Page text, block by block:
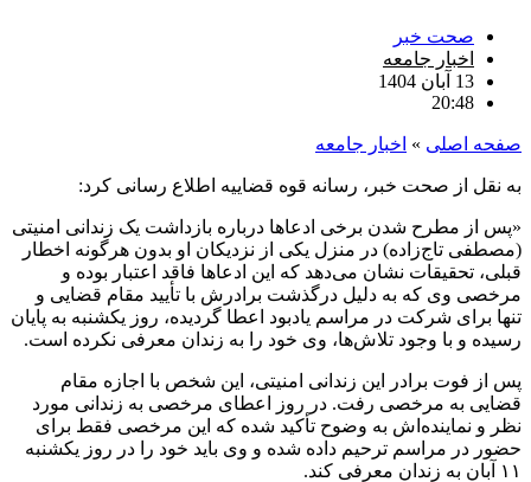
صحت خبر
اخبار جامعه
13 آبان 1404
20:48
صفحه اصلی » اخبار جامعه
به نقل از صحت خبر، رسانه قوه قضاییه اطلاع رسانی کرد:
«پس از مطرح شدن برخی ادعاها درباره بازداشت یک زندانی امنیتی
(مصطفی تاج‌زاده) در منزل یکی از نزدیکان او بدون هرگونه اخطار
قبلی، تحقیقات نشان می‌دهد که این ادعاها فاقد اعتبار بوده و
مرخصی وی که به دلیل درگذشت برادرش با تأیید مقام قضایی و
تنها برای شرکت در مراسم یادبود اعطا گردیده، روز یکشنبه به پایان
رسیده و با وجود تلاش‌ها، وی خود را به زندان معرفی نکرده است.
پس از فوت برادر این زندانی امنیتی، این شخص با اجازه مقام
قضایی به مرخصی رفت. در روز اعطای مرخصی به زندانی مورد
نظر و نماینده‌اش به وضوح تأکید شده که این مرخصی فقط برای
حضور در مراسم ترحیم داده شده و وی باید خود را در روز یکشنبه
۱۱ آبان به زندان معرفی کند.